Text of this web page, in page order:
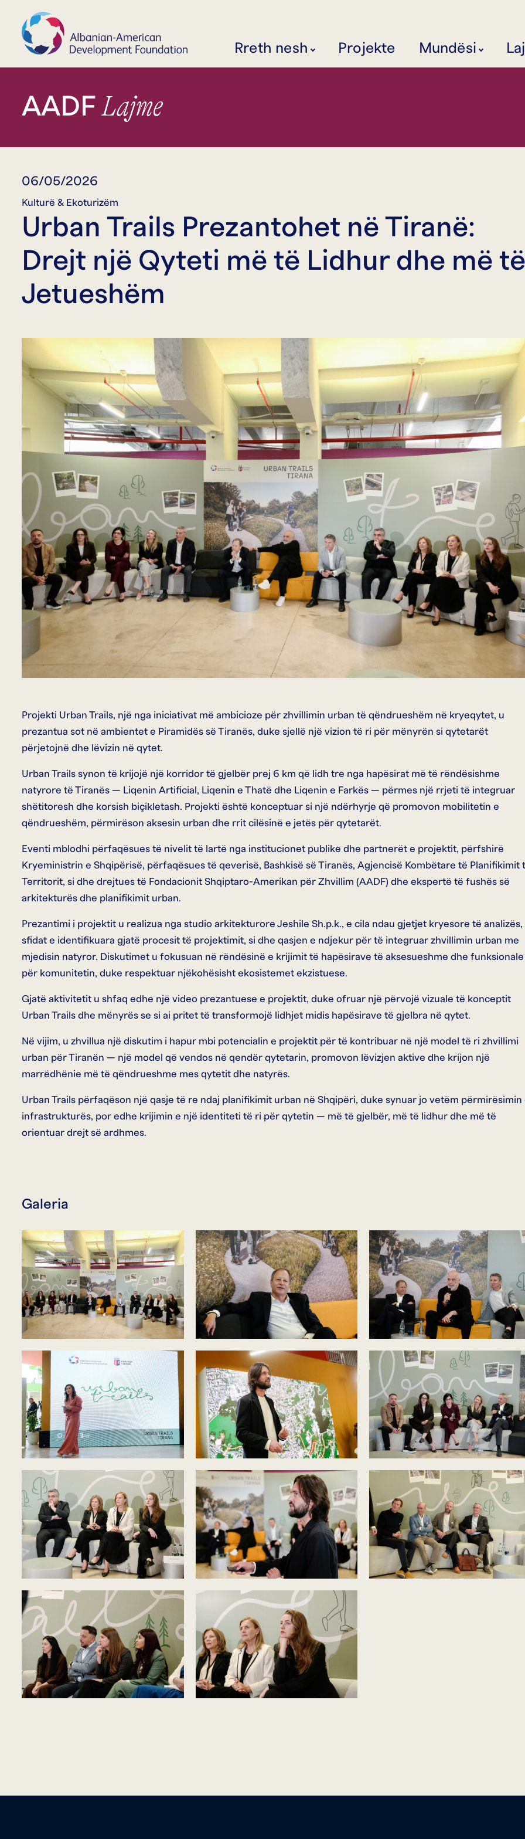
Rreth nesh Projekte Mundësi
AADFLajme
06/05/2026
Kulturë & Ekoturizëm
Urban Trails Prezantohet në Tiranë:
Drejt një Qyteti më të Lidhur dhe më të
Jetueshëm
Projekti Urban Trails, një nga iniciativat më ambicioze për zhvillimin urban të qëndrueshëm në kryeqytet, u
prezantua sot në ambientet e Piramidës së Tiranës, duke sjellë një vizion të ri për mënyrën si qytetarët
përjetojnë dhe lëvizin në qytet.
Urban Trails synon të krijojë një korridor të gjelbër prej 6 km që lidh tre nga hapësirat më të rëndësishme
natyrore të Tiranës — Liqenin Artificial, Liqenin e Thatë dhe Liqenin e Farkës — përmes një rrjeti të integruar
shëtitoresh dhe korsish biçikletash. Projekti është konceptuar si një ndërhyrje që promovon mobilitetin e
qëndrueshëm, përmirëson aksesin urban dhe rrit cilësinë e jetës për qytetarët.
Eventi mblodhi përfaqësues të nivelit të lartë nga institucionet publike dhe partnerët e projektit, përfshirë
Kryeministrin e Shqipërisë, përfaqësues të qeverisë, Bashkisë së Tiranës, Agjencisë Kombëtare të Planifikimit
Territorit, si dhe drejtues të Fondacionit Shqiptaro-Amerikan për Zhvillim (AADF) dhe ekspertë të fushës së
arkitekturës dhe planifikimit urban.
Prezantimi i projektit u realizua nga studio arkitekturore Jeshile Sh.p.k., e cila ndau gjetjet kryesore të analizës,
sfidat e identifikuara gjatë procesit të projektimit, si dhe qasjen e ndjekur për të integruar zhvillimin urban me
mjedisin natyror. Diskutimet u fokusuan në rëndësinë e krijimit të hapësirave të aksesueshme dhe funksionale
për komunitetin, duke respektuar njëkohësisht ekosistemet ekzistuese.
Gjatë aktivitetit u shfaq edhe një video prezantuese e projektit, duke ofruar një përvojë vizuale të konceptit
Urban Trails dhe mënyrës se si ai pritet të transformojë lidhjet midis hapësirave të gjelbra në qytet.
Në vijim, u zhvillua një diskutim i hapur mbi potencialin e projektit për të kontribuar në një model të ri zhvillimi
urban për Tiranën — një model që vendos në qendër qytetarin, promovon lëvizjen aktive dhe krijon një
marrëdhënie më të qëndrueshme mes qytetit dhe natyrës.
Urban Trails përfaqëson një qasje të re ndaj planifikimit urban në Shqipëri, duke synuar jo vetëm përmirësimin
infrastrukturës, por edhe krijimin e një identiteti të ri për qytetin — më të gjelbër, më të lidhur dhe më të
orientuar drejt së ardhmes.
Galeria